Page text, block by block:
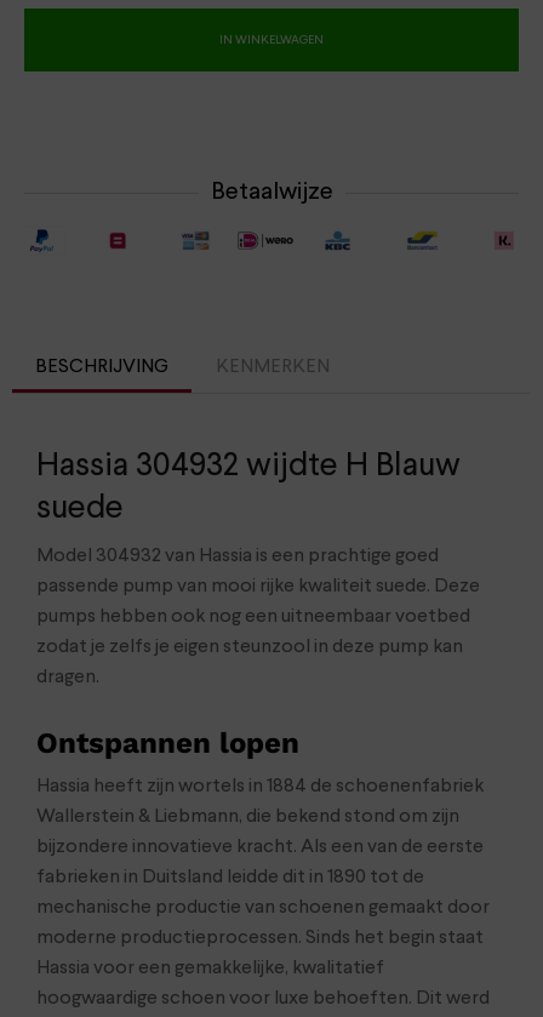
IN WINKELWAGEN
Betaalwijze
BESCHRIJVING KENMERKEN
Hassia 304932 wijdte H Blauw
suede
Model 304932 van Hassia is een prachtige goed
passende pump van mooi rijke kwaliteit suede. Deze
pumps hebben ook nog een uitneembaar voetbed
zodat je zelfs je eigen steunzool in deze pump kan
dragen.
Ontspannen lopen
Hassia heeft zijn wortels in 1884 de schoenenfabriek
Wallerstein & Liebmann, die bekend stond om zijn
bijzondere innovatieve kracht. Als een van de eerste
fabrieken in Duitsland leidde dit in 1890 tot de
mechanische productie van schoenen gemaakt door
moderne productieprocessen. Sinds het begin staat
Hassia voor een gemakkelijke, kwalitatief
hoogwaardige schoen voor luxe behoeften. Dit werd